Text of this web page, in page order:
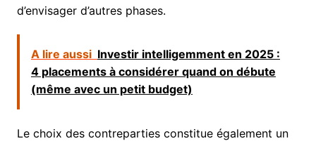
d’envisager d’autres phases.
A lire aussi Investir intelligemment en 2025 :
4 placements à considérer quand on débute
(même avec un petit budget)
Le choix des contreparties constitue également un